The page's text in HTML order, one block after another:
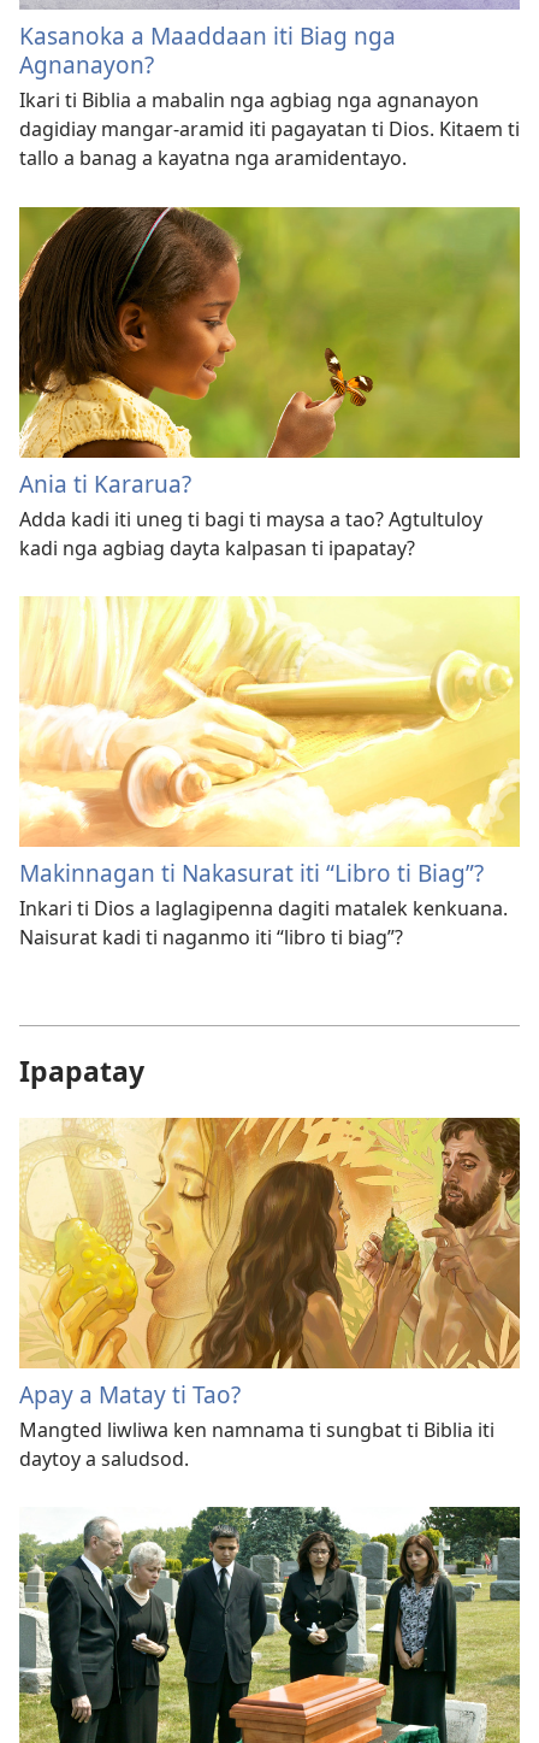
Kasanoka a Maaddaan iti Biag nga
Agnanayon?
Ikari ti Biblia a mabalin nga agbiag nga agnanayon
dagidiay mangar-aramid iti pagayatan ti Dios. Kitaem ti
tallo a banag a kayatna nga aramidentayo.
Ania ti Kararua?
Adda kadi iti uneg ti bagi ti maysa a tao? Agtultuloy
kadi nga agbiag dayta kalpasan ti ipapatay?
Makinnagan ti Nakasurat iti “Libro ti Biag”?
Inkari ti Dios a laglagipenna dagiti matalek kenkuana.
Naisurat kadi ti naganmo iti “libro ti biag”?
Ipapatay
Apay a Matay ti Tao?
Mangted liwliwa ken namnama ti sungbat ti Biblia iti
daytoy a saludsod.